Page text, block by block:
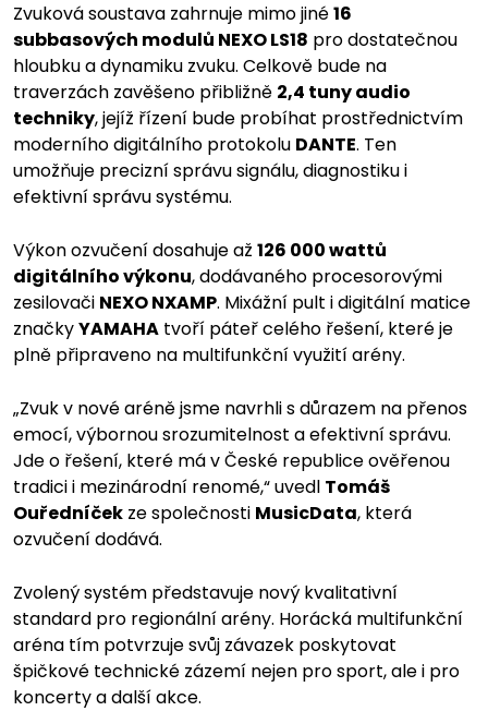
Zvuková soustava zahrnuje mimo jiné16
subbasových modulů NEXO LS18 pro dostatečnou
hloubku a dynamiku zvuku. Celkově bude na
traverzách zavěšeno přibližně 2,4 tuny audio
techniky, jejíž řízení bude probíhat prostřednictvím
moderního digitálního protokolu DANTE. Ten
umožňuje precizní správu signálu, diagnostiku i
efektivní správu systému.
Výkon ozvučení dosahuje až 126 000 wattů
digitálního výkonu, dodávaného procesorovými
zesilovači NEXO NXAMP. Mixážní pult i digitální matice
značkyYAMAHA tvoří páteř celého řešení, které je
plně připraveno na multifunkční využití arény.
„Zvuk v nové aréně jsme navrhli s důrazem na přenos
emocí, výbornou srozumitelnost a efektivní správu.
Jde o řešení, které má v České republice ověřenou
tradici i mezinárodní renomé,“ uvedl Tomáš
Ouředníček ze společnosti MusicData, která
ozvučení dodává.
Zvolený systém představuje nový kvalitativní
standard pro regionální arény. Horácká multifunkční
aréna tím potvrzuje svůj závazek poskytovat
špičkové technické zázemí nejen pro sport, ale i pro
koncerty a další akce.